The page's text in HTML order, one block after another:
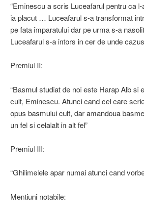
“Eminescu a scris Luceafarul pentru ca
ia placut … Luceafarul s-a transformat
pe fata imparatului dar pe urma s-a
Luceafarul s-a intors in cer de unde
Premiul II:
“Basmul studiat de noi este Harap Alb
cult, Eminescu. Atunci cand cel care
opus basmului cult, dar amandoua
un fel si celalalt in alt fel”
Premiul III:
“Ghilimelele apar numai atunci cand
Mentiuni notabile: